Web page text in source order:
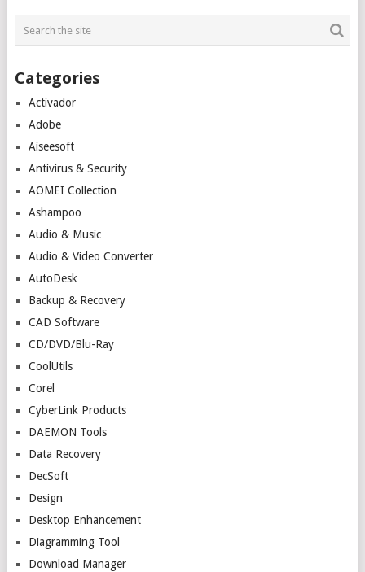
Categories
Activador
Adobe
Aiseesoft
Antivirus & Security
AOMEI Collection
Ashampoo
Audio & Music
Audio & Video Converter
AutoDesk
Backup & Recovery
CAD Software
CD/DVD/Blu-Ray
CoolUtils
Corel
CyberLink Products
DAEMON Tools
Data Recovery
DecSoft
Design
Desktop Enhancement
Diagramming Tool
Download Manager